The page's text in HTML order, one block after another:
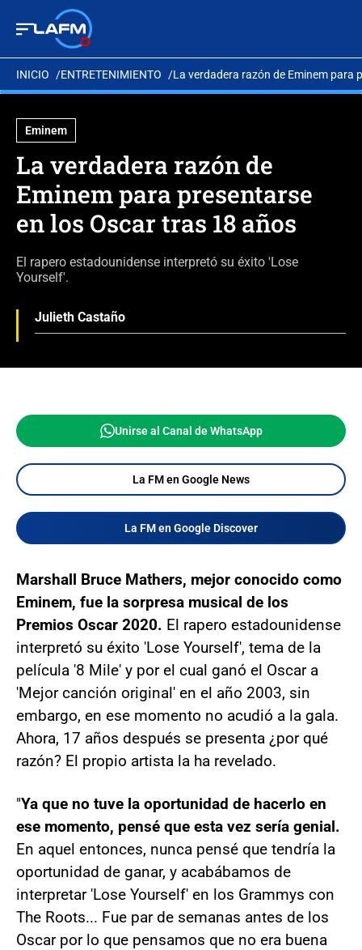
INICIO ENTRETENIMIENTO La verdadera razón de Eminem para
Eminem
La verdadera razón de
Eminem para presentarse
en los Oscar tras 18 años
El rapero estadounidense interpretó su éxito 'Lose
Yourself'.
Julieth Castaño
Unirse al Canal de WhatsApp
La FM en Google News
La FM en Google Discover
Marshall Bruce Mathers, mejor conocido como
Eminem, fue la sorpresa musical de los
Premios Oscar 2020. El rapero estadounidense
interpretó su éxito 'Lose Yourself', tema de la
película '8 Mile' y por el cual ganó el Oscar a
'Mejor canción original' en el año 2003, sin
embargo, en ese momento no acudió a la gala.
Ahora, 17 años después se presenta ¿por qué
razón? El propio artista la ha revelado.
"Ya que no tuve la oportunidad de hacerlo en
ese momento, pensé que esta vez sería genial.
En aquel entonces, nunca pensé que tendría la
oportunidad de ganar, y acabábamos de
interpretar 'Lose Yourself' en los Grammys con
The Roots... Fue par de semanas antes de los
Oscar por lo que pensamos que no era buena